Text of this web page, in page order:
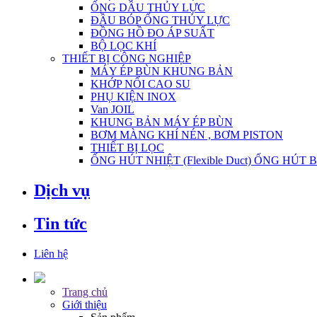
ỐNG DẦU THỦY LỰC
ĐẦU BÓP ỐNG THỦY LỰC
ĐỒNG HỒ ĐO ÁP SUẤT
BỘ LỌC KHÍ
THIẾT BỊ CÔNG NGHIỆP
MÁY ÉP BÙN KHUNG BẢN
KHỚP NỐI CAO SU
PHỤ KIỆN INOX
Van JOIL
KHUNG BẢN MÁY ÉP BÙN
BƠM MÀNG KHÍ NÉN , BƠM PISTON
THIẾT BỊ LỌC
ỐNG HÚT NHIỆT (Flexible Duct) ỐNG HÚT
Dịch vụ
Tin tức
Liên hệ
Trang chủ
Giới thiệu